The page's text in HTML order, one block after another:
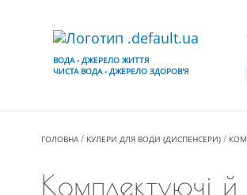
ВОДА - ДЖЕРЕЛО ЖИТТЯ
ЧИСТА ВОДА - ДЖЕРЕЛО ЗДОРОВ'Я
ГОЛОВНА КУЛЕРИ ДЛЯ ВОДИ (ДИСПЕНСЕРИ)
Комплектуючі й